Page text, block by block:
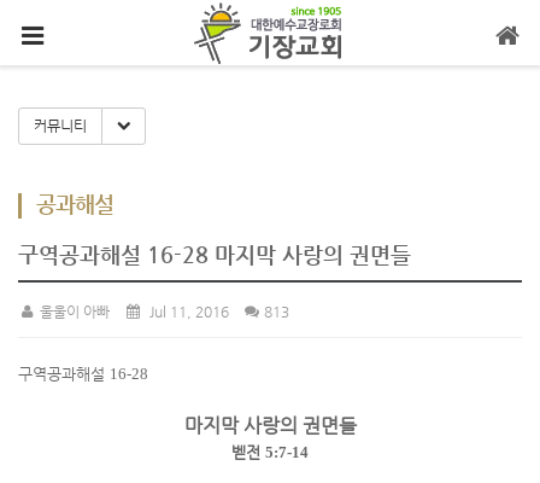
커뮤니티 Toggle Dropdown
공과해설
구역공과해설 16-28 마지막 사랑의 권면들
울울이 아빠 Jul 11, 2016 813
구역공과해설 16-28
마지막 사랑의 권면들
벧전 5:7-14